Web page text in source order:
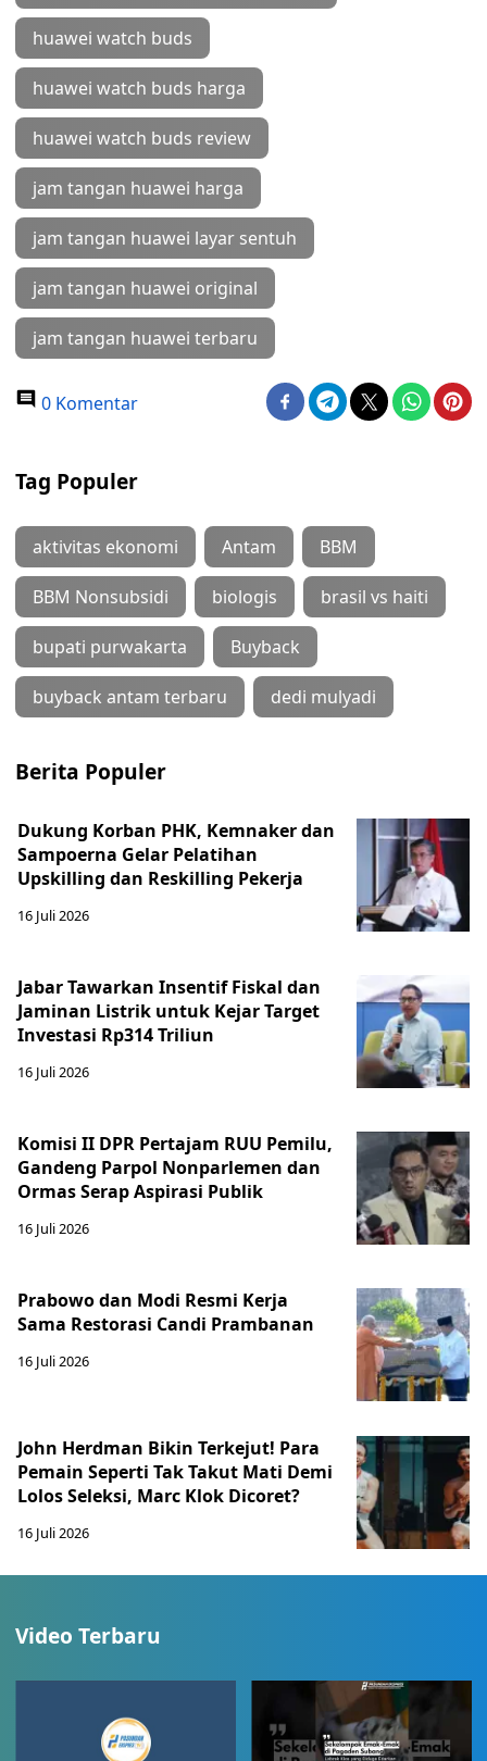
huawei watch buds
huawei watch buds harga
huawei watch buds review
jam tangan huawei harga
jam tangan huawei layar sentuh
jam tangan huawei original
jam tangan huawei terbaru
0 Komentar
Tag Populer
aktivitas ekonomi Antam BBM
BBM Nonsubsidi biologis brasil vs haiti
bupati purwakarta Buyback
buyback antam terbaru dedi mulyadi
Berita Populer
Dukung Korban PHK, Kemnaker dan
Sampoerna Gelar Pelatihan
Upskilling dan Reskilling Pekerja
16 Juli 2026
Jabar Tawarkan Insentif Fiskal dan
Jaminan Listrik untuk Kejar Target
Investasi Rp314 Triliun
16 Juli 2026
Komisi II DPR Pertajam RUU Pemilu,
Gandeng Parpol Nonparlemen dan
Ormas Serap Aspirasi Publik
16 Juli 2026
Prabowo dan Modi Resmi Kerja
Sama Restorasi Candi Prambanan
16 Juli 2026
John Herdman Bikin Terkejut! Para
Pemain Seperti Tak Takut Mati Demi
Lolos Seleksi, Marc Klok Dicoret?
16 Juli 2026
Video Terbaru